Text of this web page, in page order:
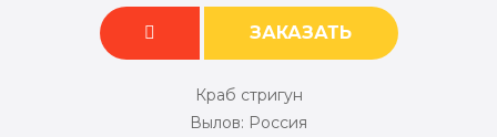
ЗАКАЗАТЬ
Краб стригун
Вылов: Россия